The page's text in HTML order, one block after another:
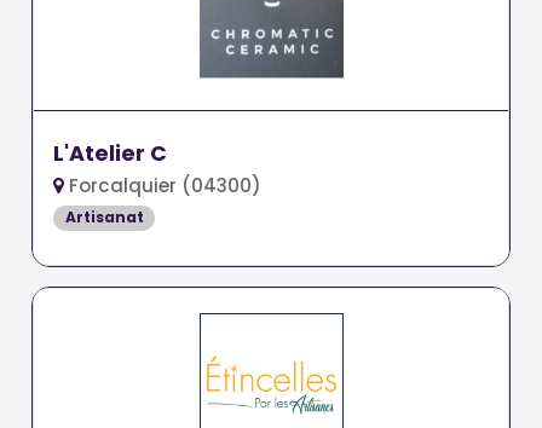
L'Atelier C
Forcalquier (04300)
Artisanat